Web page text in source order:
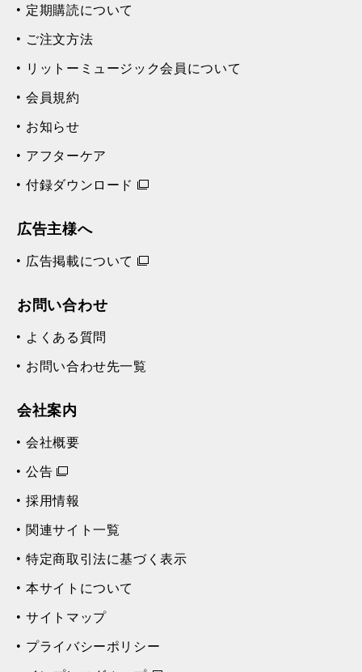
定期購読について
ご注文方法
リットーミュージック会員について
会員規約
お知らせ
アフターケア
付録ダウンロード
広告主様へ
広告掲載について
お問い合わせ
よくある質問
お問い合わせ先一覧
会社案内
会社概要
公告
採用情報
関連サイト一覧
特定商取引法に基づく表示
本サイトについて
サイトマップ
プライバシーポリシー